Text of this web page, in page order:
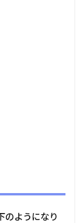
のようになり